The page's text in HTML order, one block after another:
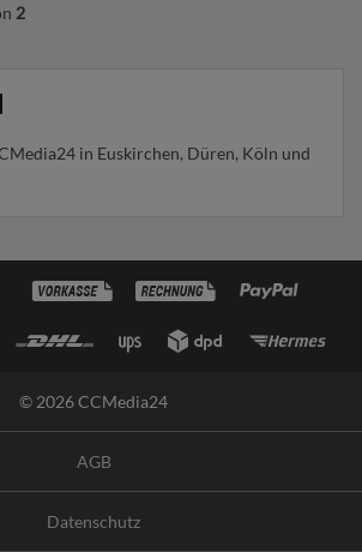
2
in Euskirchen, Düren, Köln und
© 2026 CCMedia24
AGB
Datenschutz